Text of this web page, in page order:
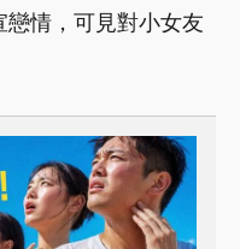
情，可見對小女友